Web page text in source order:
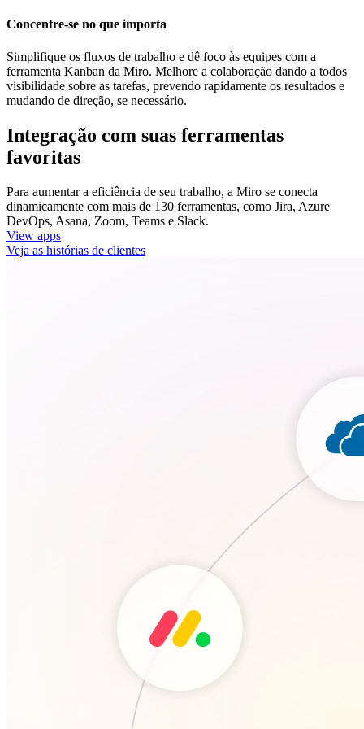
Concentre-se no que importa
Simplifique os fluxos de trabalho e dê foco às equipes com a
ferramenta Kanban da Miro. Melhore a colaboração dando a todos
visibilidade sobre as tarefas, prevendo rapidamente os resultados e
mudando de direção, se necessário.
Integração com suas ferramentas
favoritas
Para aumentar a eficiência de seu trabalho, a Miro se conecta
dinamicamente com mais de 130 ferramentas, como Jira, Azure
DevOps, Asana, Zoom, Teams e Slack.
View apps
Veja as histórias de clientes